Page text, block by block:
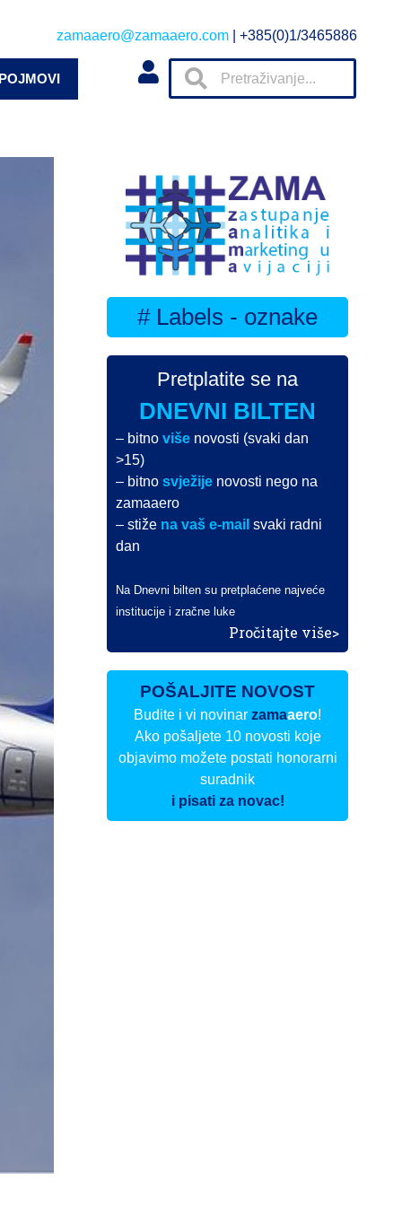
zamaaero@zamaaero.com | +385(0)1/3465886
# Labels - oznake
Pretplatite se na
DNEVNI BILTEN
– bitnoviše novosti (svaki dan
>15)
– bitnosvježije novosti nego na
zamaaero
– stiže na vaš e-mail svaki radni
dan
Na Dnevni bilten su pretplaćene najveće
institucije i zračne luke
Pročitajte više>
POŠALJITE NOVOST
Budite i vi novinarzamaaero!
Ako pošaljete 10 novosti koje
objavimo možete postati honorarni
suradnik
i pisati za novac!